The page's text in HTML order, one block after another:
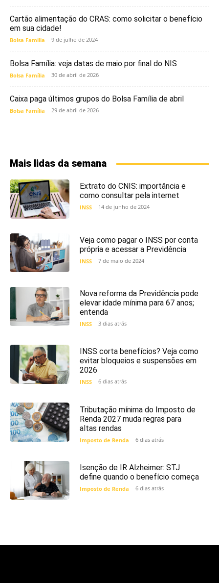
Cartão alimentação do CRAS: como solicitar o benefício
em sua cidade!
Bolsa Família 9 de julho de 2024
Bolsa Família: veja datas de maio por final do NIS
Bolsa Família 30 de abril de 2026
Caixa paga últimos grupos do Bolsa Família de abril
Bolsa Família 29 de abril de 2026
Mais lidas da semana
Extrato do CNIS: importância e
como consultar pela internet
INSS 14 de junho de 2024
Veja como pagar o INSS por conta
própria e acessar a Previdência
INSS 7 de maio de 2024
Nova reforma da Previdência pode
elevar idade mínima para 67 anos;
entenda
INSS 3 dias atrás
INSS corta benefícios? Veja como
evitar bloqueios e suspensões em
2026
INSS 6 dias atrás
Tributação mínima do Imposto de
Renda 2027 muda regras para
altas rendas
Imposto de Renda 6 dias atrás
Isenção de IR Alzheimer: STJ
define quando o benefício começa
Imposto de Renda 6 dias atrás